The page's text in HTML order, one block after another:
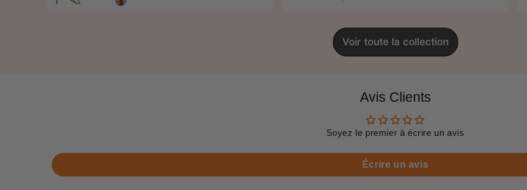
Voir toute la collection
Avis Clients
Soyez le premier à écrire un avis
Écrire un avis